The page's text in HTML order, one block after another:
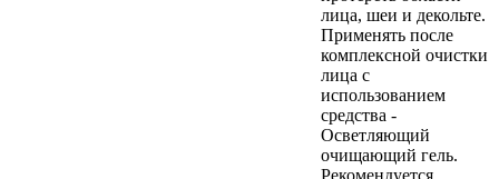
лица, шеи и декольте.
Применять после
комплексной очистки
лица с
использованием
средства -
Осветляющий
очищающий гель.
Рекомендуется